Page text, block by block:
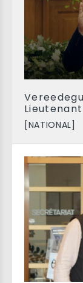
[NATIONAL]